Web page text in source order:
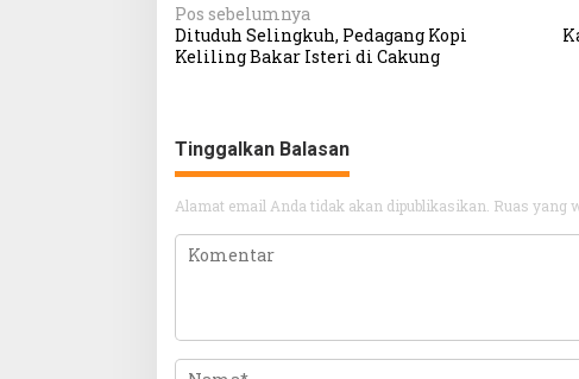
Navigasi
pos
Pos sebelumnya
Dituduh Selingkuh, Pedagang Kopi
Keliling Bakar Isteri di Cakung
Tinggalkan Balasan
Alamat email Anda tidak akan dipublikasikan. Ruas yang